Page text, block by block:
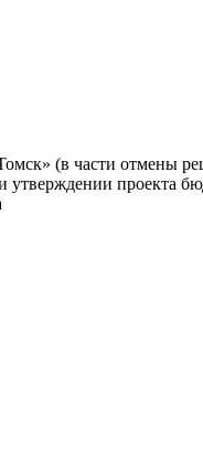
(в части отмены
проекта